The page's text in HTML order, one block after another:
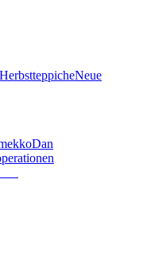
HerbstteppicheNeue
Dan